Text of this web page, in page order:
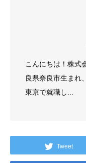
こんにちは！株式
良県奈良市生まれ
東京で就職し...
Tweet